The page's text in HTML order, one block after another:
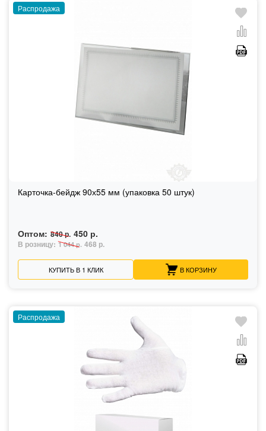
Распродажа
Карточка-бейдж 90х55 мм (упаковка 50 штук)
Оптом: 840 р. 450 р.
В розницу: 1 044 р. 468 р.
КУПИТЬ В 1 КЛИК В КОРЗИНУ
Распродажа